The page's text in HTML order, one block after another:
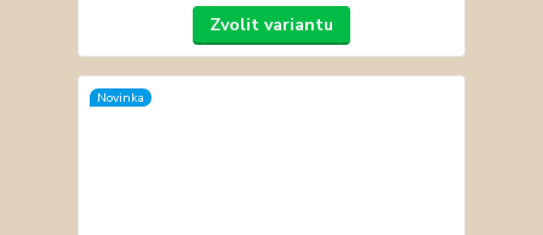
Zvolit variantu
Novinka